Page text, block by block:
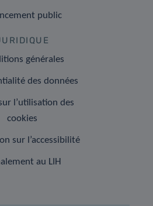
public
générales
des données
l’utilisation des
cookies
sur l’accessibilité
au LIH